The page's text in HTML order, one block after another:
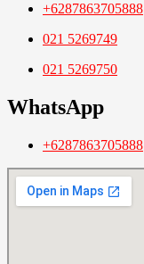
+6287863705888
021 5269749
021 5269750
WhatsApp
+6287863705888